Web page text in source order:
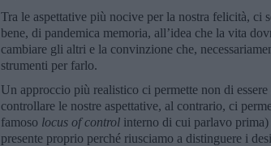
Tra le aspettative più nocive per la nostra felicità, ci
bene, di pandemica memoria, all’idea che la vita
cambiare gli altri e la convinzione che,
strumenti per farlo.
Un approccio più realistico ci permette non di
controllare le nostre aspettative, al contrario, ci
famoso locus of control interno di cui parlavo
presente proprio perché riusciamo a distinguere i